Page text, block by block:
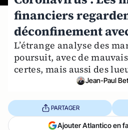
financiers
déconfinement
L’étrange analyse des
poursuit, avec de
certes, mais aussi des
Jean-Paul
PARTAGER
Ajouter Atlantico en